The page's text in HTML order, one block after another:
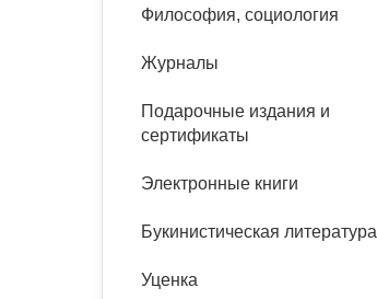
Философия, социология
Журналы
Подарочные издания и
сертификаты
Электронные книги
Букинистическая литература
Уценка